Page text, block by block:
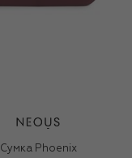
Сумка Phoenix